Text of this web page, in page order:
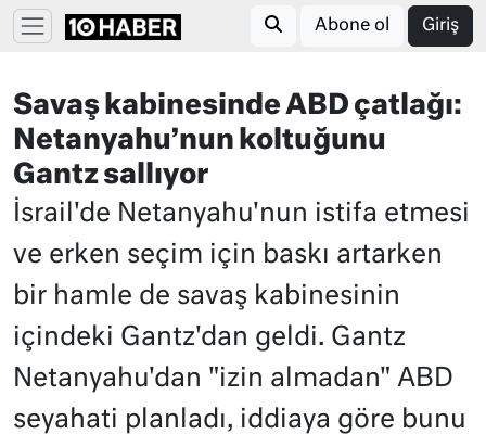
Abone ol Giriş
Savaş kabinesinde ABD çatlağı:
Netanyahu’nun koltuğunu
Gantz sallıyor
İsrail'de Netanyahu'nun istifa etmesi
ve erken seçim için baskı artarken
bir hamle de savaş kabinesinin
içindeki Gantz'dan geldi. Gantz
Netanyahu'dan "izin almadan" ABD
seyahati planladı, iddiaya göre bunu